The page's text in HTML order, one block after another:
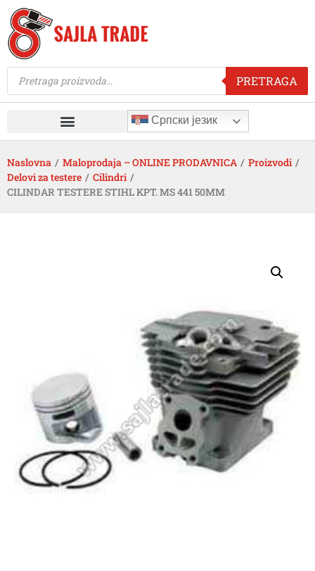
PRETRAGA
Српски језик
Naslovna / Maloprodaja – ONLINE PRODAVNICA / Proizvodi /
Delovi za testere / Cilindri /
CILINDAR TESTERE STIHL KPT. MS 441 50MM